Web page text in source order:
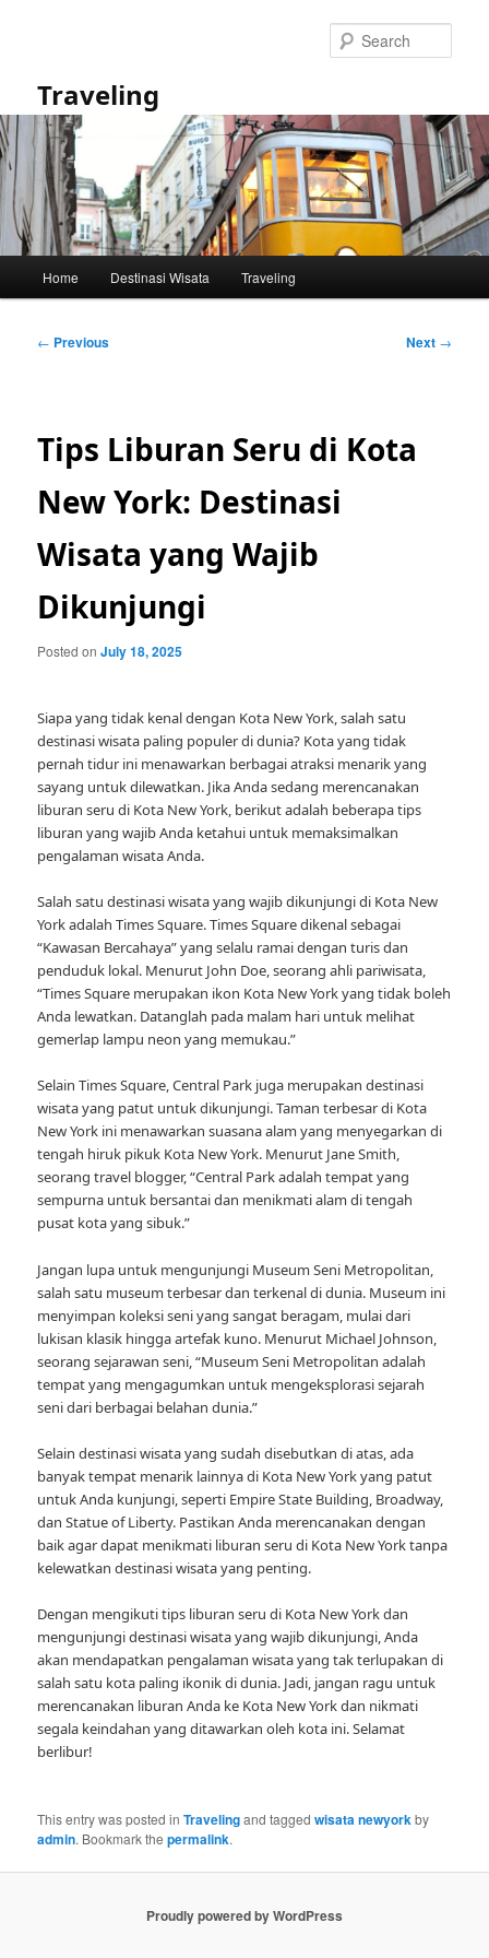
Traveling
Home Destinasi Wisata Traveling
Post
← Previous Next →
Tips Liburan Seru di Kota
New York: Destinasi
Wisata yang Wajib
Dikunjungi
Posted onJuly 18, 2025
Siapa yang tidak kenal dengan Kota New York, salah satu
destinasi wisata paling populer di dunia? Kota yang tidak
pernah tidur ini menawarkan berbagai atraksi menarik yang
sayang untuk dilewatkan. Jika Anda sedang merencanakan
liburan seru di Kota New York, berikut adalah beberapa tips
liburan yang wajib Anda ketahui untuk memaksimalkan
pengalaman wisata Anda.
Salah satu destinasi wisata yang wajib dikunjungi di Kota New
York adalah Times Square. Times Square dikenal sebagai
“Kawasan Bercahaya” yang selalu ramai dengan turis dan
penduduk lokal. Menurut John Doe, seorang ahli pariwisata,
“Times Square merupakan ikon Kota New York yang tidak boleh
Anda lewatkan. Datanglah pada malam hari untuk melihat
gemerlap lampu neon yang memukau.”
Selain Times Square, Central Park juga merupakan destinasi
wisata yang patut untuk dikunjungi. Taman terbesar di Kota
New York ini menawarkan suasana alam yang menyegarkan di
tengah hiruk pikuk Kota New York. Menurut Jane Smith,
seorang travel blogger, “Central Park adalah tempat yang
sempurna untuk bersantai dan menikmati alam di tengah
pusat kota yang sibuk.”
Jangan lupa untuk mengunjungi Museum Seni Metropolitan,
salah satu museum terbesar dan terkenal di dunia. Museum ini
menyimpan koleksi seni yang sangat beragam, mulai dari
lukisan klasik hingga artefak kuno. Menurut Michael Johnson,
seorang sejarawan seni, “Museum Seni Metropolitan adalah
tempat yang mengagumkan untuk mengeksplorasi sejarah
seni dari berbagai belahan dunia.”
Selain destinasi wisata yang sudah disebutkan di atas, ada
banyak tempat menarik lainnya di Kota New York yang patut
untuk Anda kunjungi, seperti Empire State Building, Broadway,
dan Statue of Liberty. Pastikan Anda merencanakan dengan
baik agar dapat menikmati liburan seru di Kota New York tanpa
kelewatkan destinasi wisata yang penting.
Dengan mengikuti tips liburan seru di Kota New York dan
mengunjungi destinasi wisata yang wajib dikunjungi, Anda
akan mendapatkan pengalaman wisata yang tak terlupakan di
salah satu kota paling ikonik di dunia. Jadi, jangan ragu untuk
merencanakan liburan Anda ke Kota New York dan nikmati
segala keindahan yang ditawarkan oleh kota ini. Selamat
berlibur!
This entry was posted inTravelingand taggedwisata newyorkby
admin. Bookmark thepermalink.
Proudly powered by WordPress